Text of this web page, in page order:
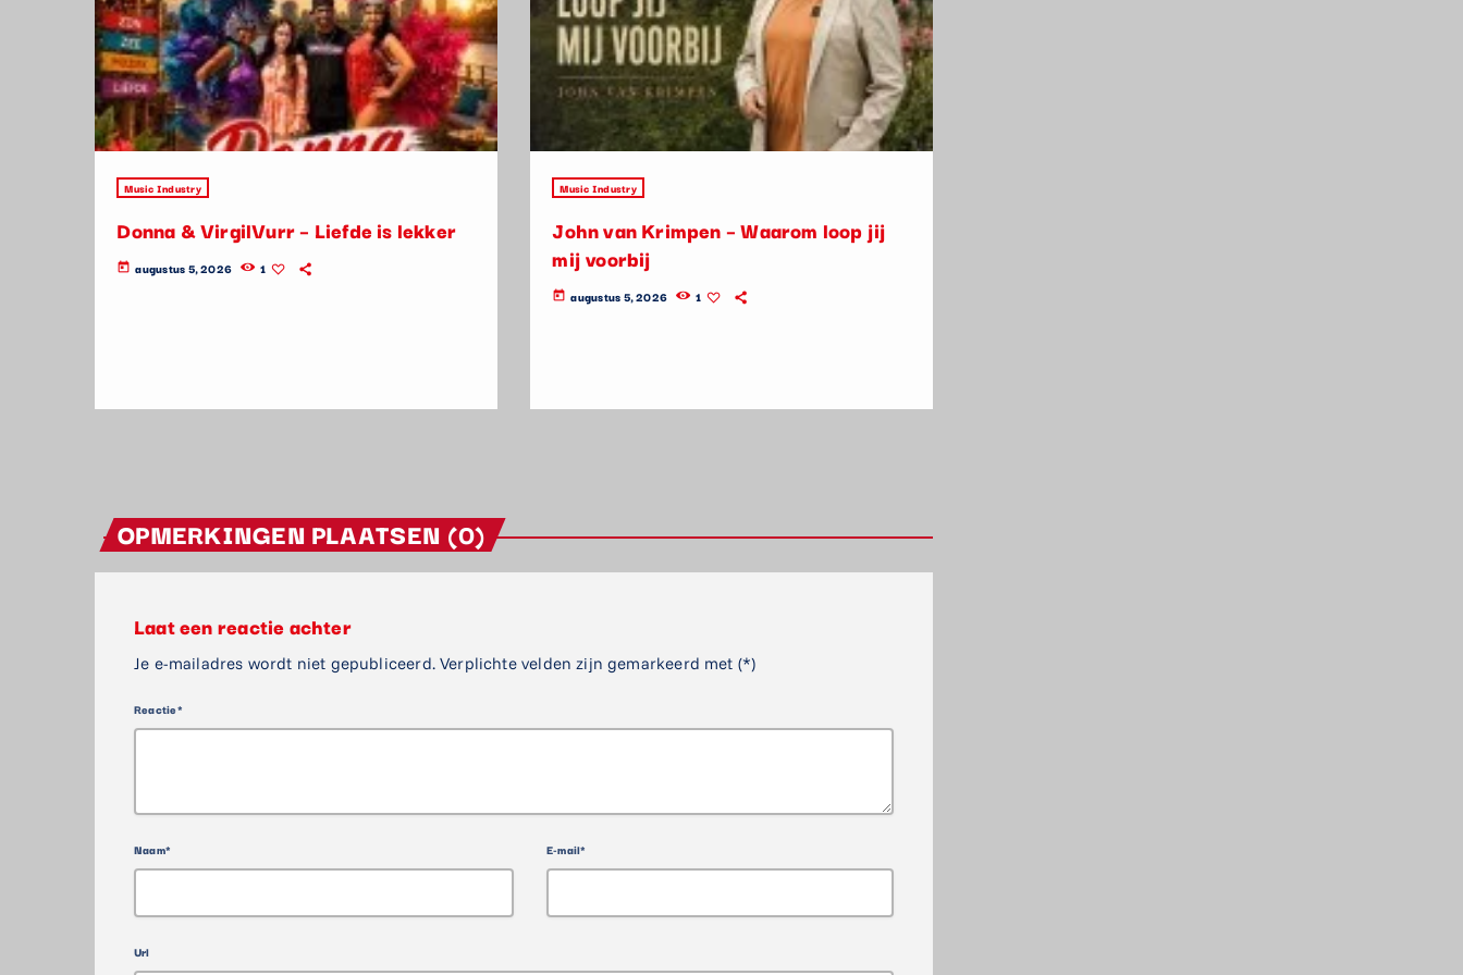
Music Industry
Donna & VirgilVurr – Liefde is lekker
today augustus 5, 2026 1
Music Industry
John van Krimpen – Waarom loop jij
mij voorbij
today augustus 5, 2026 1
OPMERKINGEN PLAATSEN (0)
Laat een reactie achter
Je e-mailadres wordt niet gepubliceerd. Verplichte velden zijn gemarkeerd met (*)
Reactie*
Naam* E-mail*
Url